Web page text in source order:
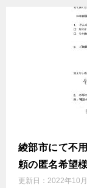
綾部市にて不
頼の匿名希望
更新日： 2022年10